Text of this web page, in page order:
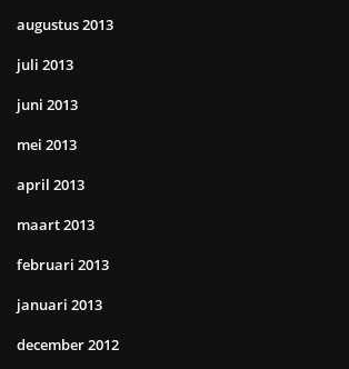
augustus 2013
juli 2013
juni 2013
mei 2013
april 2013
maart 2013
februari 2013
januari 2013
december 2012